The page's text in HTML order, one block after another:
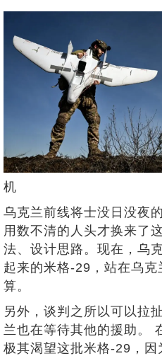
机
乌克兰前线将士没日没夜
用数不清的人头才换来了
法、设计思路。现在，乌
起来的米格-29，站在乌克
算。
另外，谈判之所以可以拉
兰也在等待其他的援助。
极其渴望这批米格-29，